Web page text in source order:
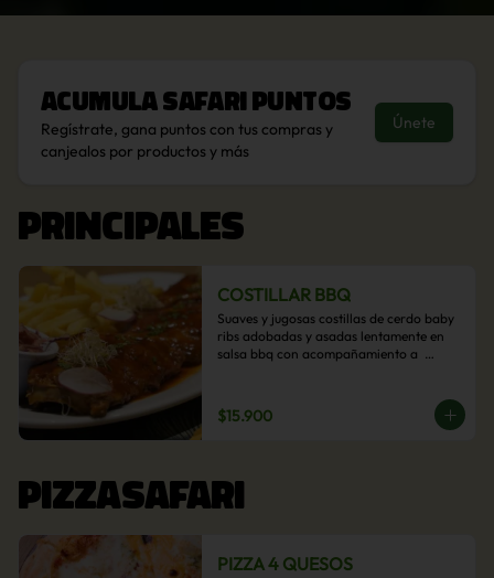
AcumulaSafari Puntos
Regístrate, gana puntos con tus compras y
canjealos por productos y más
Únete
PRINCIPALES
COSTILLAR BBQ
Suaves y jugosas costillas de cerdo baby
ribs adobadas y asadas lentamente en
salsa bbq con acompañamiento a
salteadas, Papas parmentier, Papas
fritas, Arroz blanco.
$15.900
PIZZASAFARI
PIZZA 4 QUESOS